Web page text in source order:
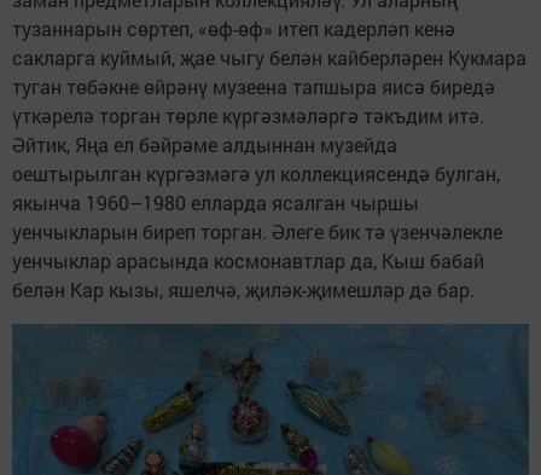
тузаннарын сөртеп, «өф-өф» итеп кадерләп кенә
сакларга куймый, җае чыгу белән кайберләрен Кукмара
туган төбәкне өйрәнү музеена тапшыра яисә биредә
үткәрелә торган төрле күргәзмәләргә тәкъдим итә.
Әйтик, Яңа ел бәйрәме алдыннан музейда
оештырылган күргәзмәгә ул коллекциясендә булган,
якынча 1960–1980 елларда ясалган чыршы
уенчыкларын биреп торган. Әлеге бик тә үзенчәлекле
уенчыклар арасында космонавтлар да, Кыш бабай
белән Кар кызы, яшелчә, җиләк-җимешләр дә бар.